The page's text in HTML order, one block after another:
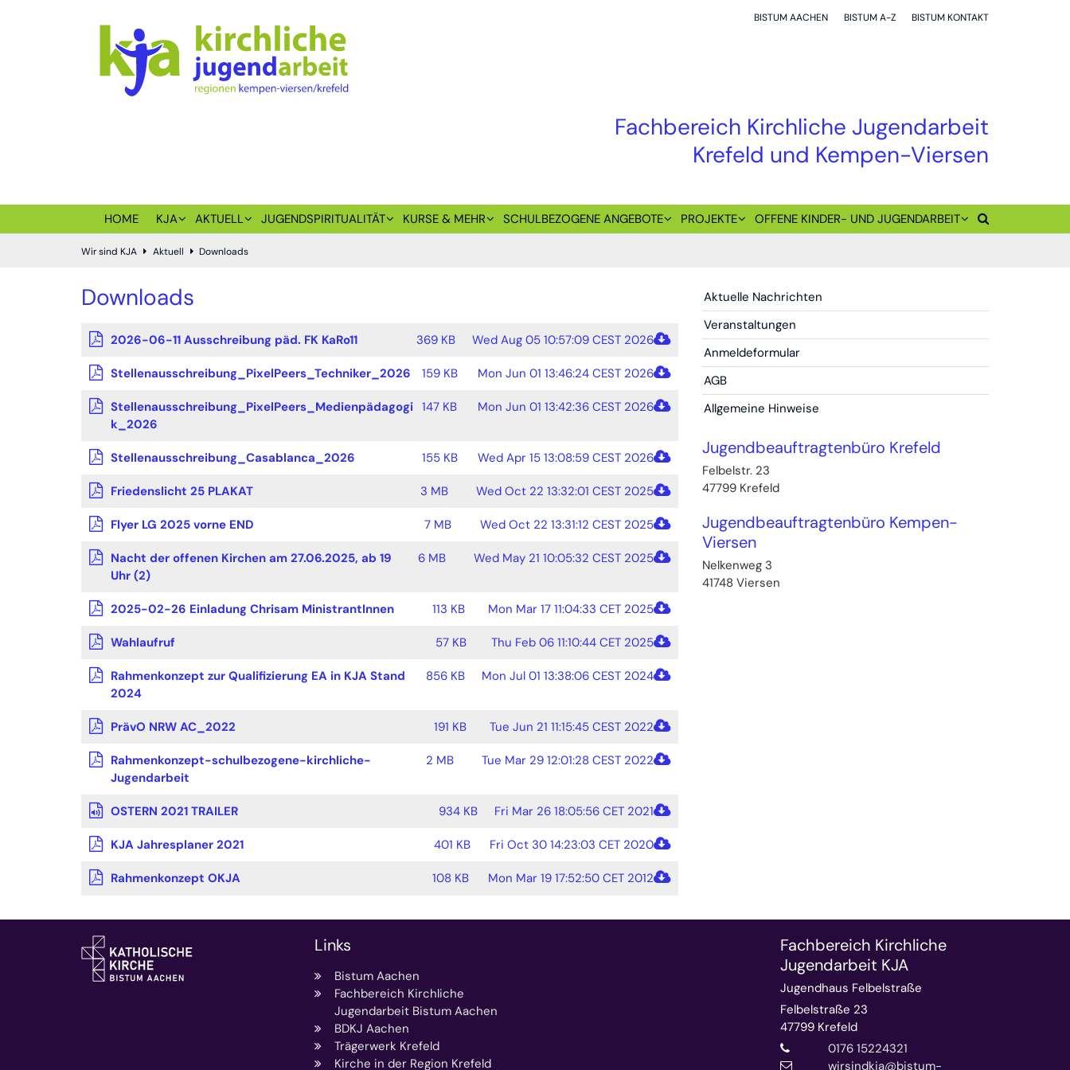
BISTUM AACHEN BISTUM A-Z BISTUM KONTAKT
HOME KJA AKTUELL JUGENDSPIRITUALITÄT KURSE & MEHR SCHULBEZOGENE ANGEBOTE PROJEKTE OFFENE KINDER- UND JUGENDARBEIT
Fachbereich Kirchliche Jugendarbeit
Krefeld und Kempen-Viersen
Wir sind KJA Aktuell Downloads
Downloads
2026-06-11 Ausschreibung päd. FK KaRo11 369 KB Wed Aug 05 10:57:09 CEST 2026
Stellenausschreibung_PixelPeers_Techniker_2026 159 KB Mon Jun 01 13:46:24 CEST 2026
Stellenausschreibung_PixelPeers_Medienpädagogi
k_2026
147 KB Mon Jun 01 13:42:36 CEST 2026
Stellenausschreibung_Casablanca_2026 155 KB Wed Apr 15 13:08:59 CEST 2026
Friedenslicht 25 PLAKAT 3 MB Wed Oct 22 13:32:01 CEST 2025
Flyer LG 2025 vorne END 7 MB Wed Oct 22 13:31:12 CEST 2025
Nacht der offenen Kirchen am 27.06.2025, ab 19
Uhr (2)
6 MB Wed May 21 10:05:32 CEST 2025
2025-02-26 Einladung Chrisam MinistrantInnen 113 KB Mon Mar 17 11:04:33 CET 2025
Wahlaufruf 57 KB Thu Feb 06 11:10:44 CET 2025
Rahmenkonzept zur Qualifizierung EA in KJA Stand
2024
856 KB Mon Jul 01 13:38:06 CEST 2024
PrävO NRW AC_2022 191 KB Tue Jun 21 11:15:45 CEST 2022
Rahmenkonzept-schulbezogene-kirchliche-
Jugendarbeit
2 MB Tue Mar 29 12:01:28 CEST 2022
OSTERN 2021 TRAILER 934 KB Fri Mar 26 18:05:56 CET 2021
KJA Jahresplaner 2021 401 KB Fri Oct 30 14:23:03 CET 2020
Rahmenkonzept OKJA 108 KB Mon Mar 19 17:52:50 CET 2012
Aktuelle Nachrichten
Veranstaltungen
Anmeldeformular
AGB
Allgemeine Hinweise
Jugendbeauftragtenbüro Krefeld
Felbelstr. 23
47799 Krefeld
Jugendbeauftragtenbüro Kempen-
Viersen
Nelkenweg 3
41748 Viersen
Links
Bistum Aachen
Fachbereich Kirchliche
Jugendarbeit Bistum Aachen
BDKJ Aachen
Trägerwerk Krefeld
Kirche in der Region Krefeld
Fachbereich Kirchliche
Jugendarbeit KJA
Jugendhaus Felbelstraße
Felbelstraße 23
47799 Krefeld
0176 15224321
wirsindkja@bistum-